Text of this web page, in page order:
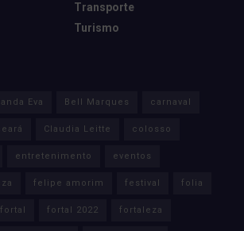
Transporte
Turismo
Eva Bell Marques carnaval
Claudia Leitte colosso
entretenimento eventos
felipe amorim festival folia
fortal fortal 2022 fortaleza